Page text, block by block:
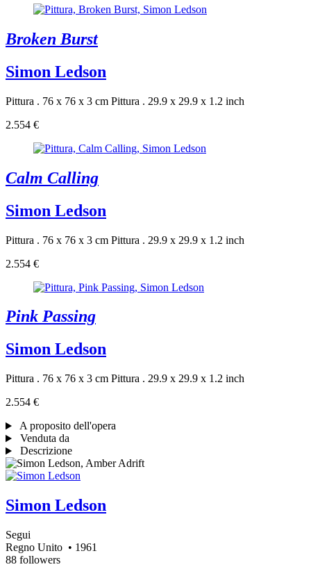
Broken Burst
Simon Ledson
Pittura . 76 x 76 x 3 cm Pittura . 29.9 x 29.9 x 1.2 inch
2.554 €
Calm Calling
Simon Ledson
Pittura . 76 x 76 x 3 cm Pittura . 29.9 x 29.9 x 1.2 inch
2.554 €
Pink Passing
Simon Ledson
Pittura . 76 x 76 x 3 cm Pittura . 29.9 x 29.9 x 1.2 inch
2.554 €
A proposito dell'opera
Venduta da
Descrizione
Simon Ledson
Segui
Regno Unito • 1961
88 followers